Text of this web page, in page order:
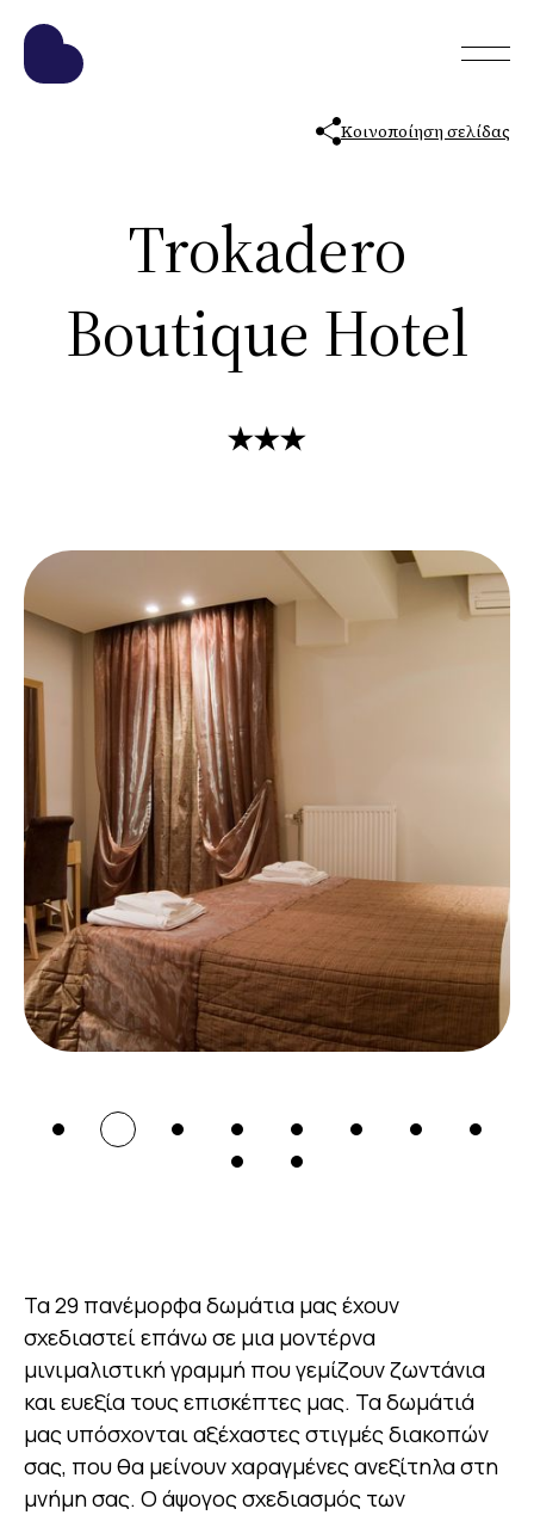
Κοινοποίηση σελίδας
Trokadero
Boutique Hotel
Τα 29 πανέμορφα δωμάτια μας έχουν
σχεδιαστεί επάνω σε μια μοντέρνα
μινιμαλιστική γραμμή που γεμίζουν ζωντάνια
και ευεξία τους επισκέπτες μας. Τα δωμάτιά
μας υπόσχονται αξέχαστες στιγμές διακοπών
σας, που θα μείνουν χαραγμένες ανεξίτηλα στη
μνήμη σας. Ο άψογος σχεδιασμός των